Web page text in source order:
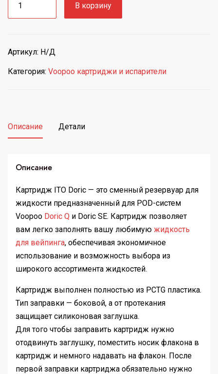
товара
Картридж
от
Voopoo
В корзину
Артикул: Н/Д
Категория: Voopoo картриджи и испарители
Описание Детали
Описание
Картридж ITO Doric — это сменный резервуар для
жидкости предназначенный для POD-систем
Voopoo Dоric Q и Doric SE. Картридж позволяет
вам легко заполнять вашу любимую жидкость
для вейпинга, обеспечивая экономичное
использование и возможность выбора из
широкого ассортимента жидкостей.
Картридж выполнен полностью из PCTG пластика.
Тип заправки — боковой, а от протекания
защищает силиконовая заглушка.
Для того чтобы заправить картридж нужно
отодвинуть заглушку, поместить носик флакона в
картридж и немного надавать на флакон. После
первой заправки картриджа обязательно нужно